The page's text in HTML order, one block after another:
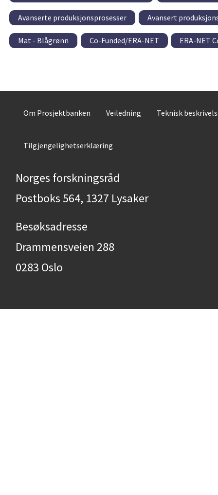
Avanserte produksjonsprosesser Avansert
Mat - Blågrønn Co-Funded/ERA-NET ERA-NET
Om Prosjektbanken Veiledning Teknisk
Tilgjengelighetserklæring
Norges forskningsråd
Postboks 564, 1327 Lysaker
Besøksadresse
Drammensveien 288
0283 Oslo